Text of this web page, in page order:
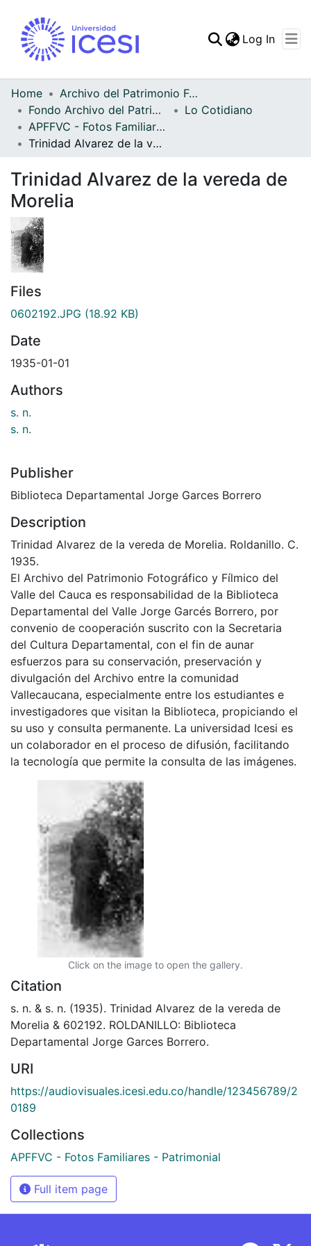
Statistics
Log In
Home
Archivo del Patrimonio Fotográfico y Fílmico del Valle del Cauca
Fondo Archivo del Patrimonio Fotográfico y Fílmico del Valle del Cauca
Lo Cotidiano
APFFVC - Fotos Familiares - Patrimonial
Trinidad Alvarez de la vereda de Morelia
Trinidad Alvarez de la vereda de
Morelia
Files
0602192.JPG (18.92 KB)
Date
1935-01-01
Authors
s. n.
s. n.
Publisher
Biblioteca Departamental Jorge Garces Borrero
Description
Trinidad Alvarez de la vereda de Morelia. Roldanillo. C.
1935.
El Archivo del Patrimonio Fotográfico y Fílmico del
Valle del Cauca es responsabilidad de la Biblioteca
Departamental del Valle Jorge Garcés Borrero, por
convenio de cooperación suscrito con la Secretaria
del Cultura Departamental, con el fin de aunar
esfuerzos para su conservación, preservación y
divulgación del Archivo entre la comunidad
Vallecaucana, especialmente entre los estudiantes e
investigadores que visitan la Biblioteca, propiciando el
su uso y consulta permanente. La universidad Icesi es
un colaborador en el proceso de difusión, facilitando
la tecnología que permite la consulta de las imágenes.
Click on the image to open the gallery.
Citation
s. n. & s. n. (1935). Trinidad Alvarez de la vereda de
Morelia & 602192. ROLDANILLO: Biblioteca
Departamental Jorge Garces Borrero.
URI
https://audiovisuales.icesi.edu.co/handle/123456789/2
0189
Collections
APFFVC - Fotos Familiares - Patrimonial
Full item page